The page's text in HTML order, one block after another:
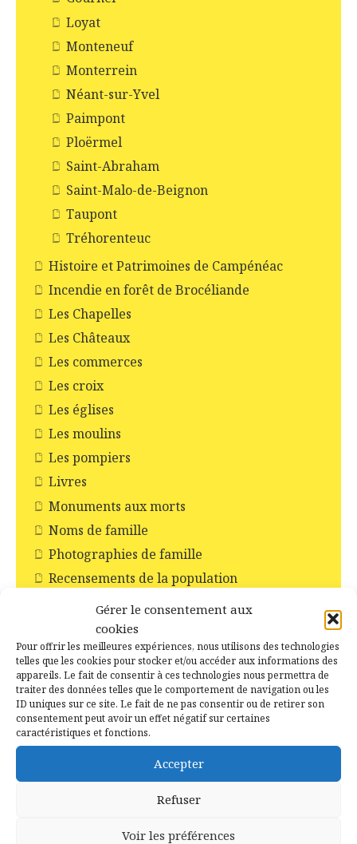
Gérer le consentement aux
cookies
Pour offrir les meilleures expériences, nous utilisons des technologies
telles que les cookies pour stocker et/ou accéder aux informations des
appareils. Le fait de consentir à ces technologies nous permettra de
traiter des données telles que le comportement de navigation ou les
ID uniques sur ce site. Le fait de ne pas consentir ou de retirer son
consentement peut avoir un effet négatif sur certaines
caractéristiques et fonctions.
Accepter
Refuser
Voir les préférences
Loyat
Monteneuf
Monterrein
Néant-sur-Yvel
Paimpont
Ploërmel
Saint-Abraham
Saint-Malo-de-Beignon
Taupont
Tréhorenteuc
Histoire et Patrimoines de Campénéac
Incendie en forêt de Brocéliande
Les Chapelles
Les Châteaux
Les commerces
Les croix
Les églises
Les moulins
Les pompiers
Livres
Monuments aux morts
Noms de famille
Photographies de famille
Recensements de la population
Relevés de BMS
Rendez-vous de la généalogie
Révolution Française
Salon/Exposition
Site internet
Vidéo